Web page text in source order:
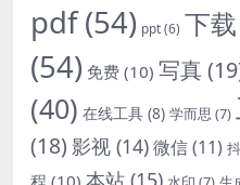
pdf(54) ppt(6) 下载
(54) 免费 (10) 写真
(40) 在线工具 (8) 学而思 (7)
(18) 影视 (14)微信(11)
程 (10) 本站 (15)